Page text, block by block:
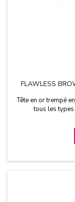
FLAWLESS
Tête en or trempé
tous les types